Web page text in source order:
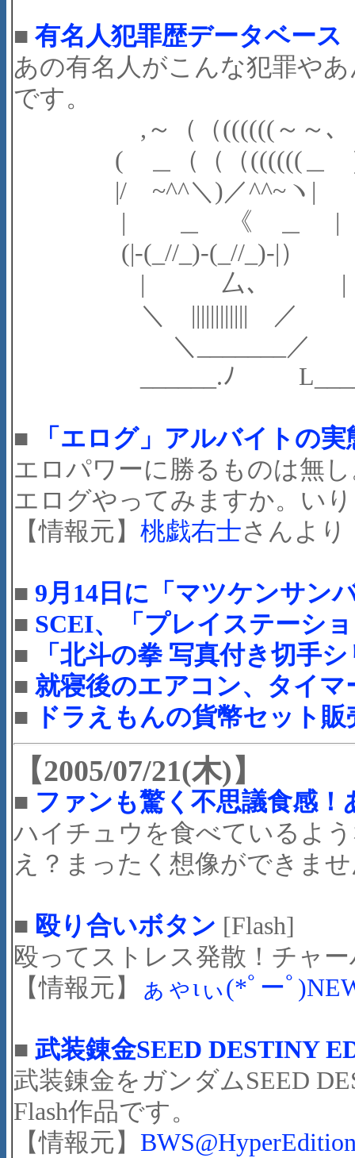
■ 有名人犯罪歴データベース
あの有名人がこんな犯罪や
です。
,～（（((((((～～､
( ＿（（（((((((＿
|/ ~^^＼)／^^~ヽ|
| ＿ 《 ＿ |
(|-(_//_)-(_//_)-|）
| 厶､ |
＼ |||||||||||| ／
＼_______／
______.ﾉ
■
「エログ」アルバイトの実
エロパワーに勝るものは無
エログやってみますか。い
【情報元】 桃戯右士さんより
■ 9月14日に「マツケンサン
■ SCEI、「プレイステーシ
■
「北斗の拳 写真付き切手
■ 就寝後のエアコン、タイマ
■
ドラえもんの貨幣セット
【2005/07/21(木)】
■ ファンも驚く不思議食感
ハイチュウを食べているよ
え？まったく想像ができま
■ 殴り合いボタン [Flash]
殴ってストレス発散！チャ
【情報元】
ぁゃιぃ(*ﾟーﾟ
■ 武装錬金SEED DESTINY
武装錬金をガンダムSEED
Flash作品です。
【情報元】